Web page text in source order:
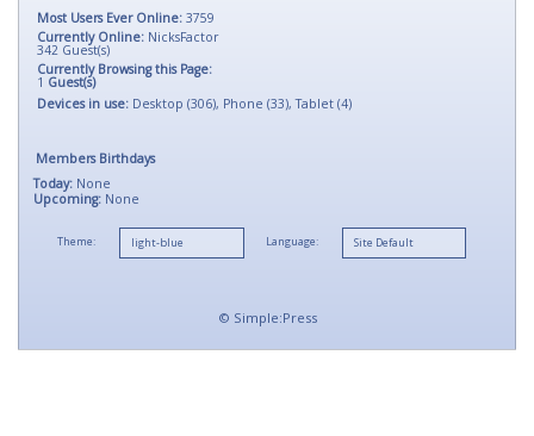
Most Users Ever Online: 3759
Currently Online: NicksFactor
342 Guest(s)
Currently Browsing this Page:
1 Guest(s)
Devices in use: Desktop (306), Phone (33), Tablet (4)
Members Birthdays
Today: None
Upcoming: None
Theme: Language:
© Simple:Press